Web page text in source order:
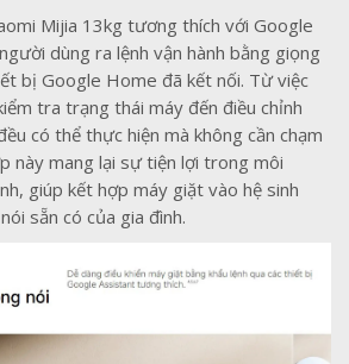
Mijia 13kg tương thích với Google
dùng ra lệnh vận hành bằng giọng
bị Google Home đã kết nối. Từ việc
tra trạng thái máy đến điều chỉnh
có thể thực hiện mà không cần chạm
này mang lại sự tiện lợi trong môi
giúp kết hợp máy giặt vào hệ sinh
sẵn có của gia đình.